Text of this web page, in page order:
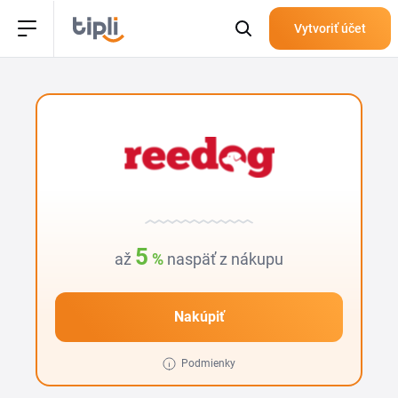
Vytvoriť účet
až 5 % naspäť z nákupu
Nakúpiť
Podmienky